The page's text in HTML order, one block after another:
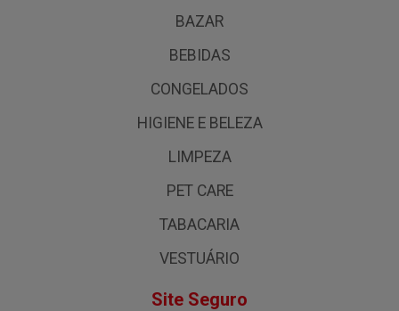
BAZAR
BEBIDAS
CONGELADOS
HIGIENE E BELEZA
LIMPEZA
PET CARE
TABACARIA
VESTUÁRIO
Site Seguro